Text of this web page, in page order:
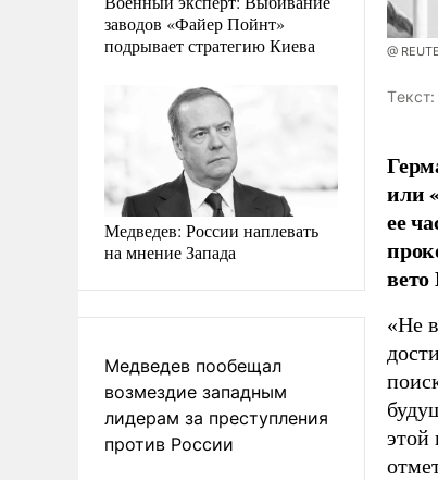
заводов «Файер Пойнт»
подрывает стратегию Киева
Медведев: России наплевать
на мнение Запада
Медведев пообещал
возмездие западным
лидерам за преступления
против России
@
Tекст:
или
ее
«Не
этой